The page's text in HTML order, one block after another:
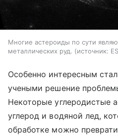
Многие астероиды по сути
металлических руд.
источник:
Особенно интересным
учеными решение
Некоторые углеродистые
углерод и водяной лед,
обработке можно